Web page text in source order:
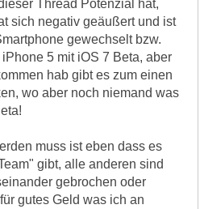
Thread Potenzial hat,
sich negativ geäußert und ist
gewechselt bzw.
5 mit iOS 7 Beta, aber
hab gibt es zum einen
wo aber noch niemand was
muss ist eben dass es
gibt, alle anderen sind
gebrochen oder
gutes Geld was ich an